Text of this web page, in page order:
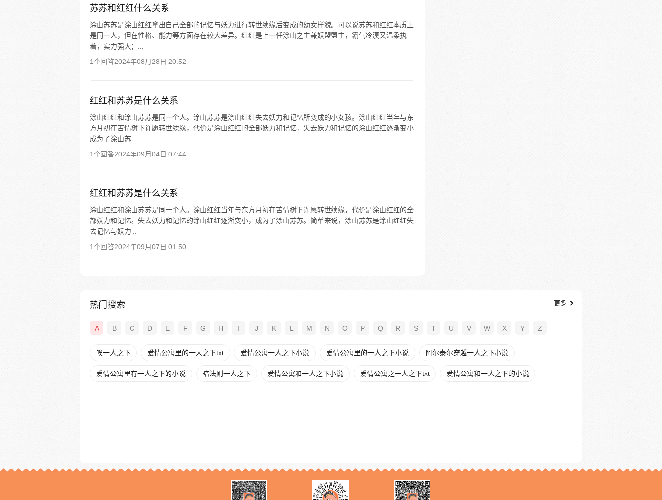
苏苏和红红什么关系
涂山苏苏是涂山红红拿出自己全部的记忆与妖力进行转世续缘后变成的幼女样貌。可以说苏苏和红红本质上
是同一人，但在性格、能力等方面存在较大差异。红红是上一任涂山之主兼妖盟盟主，霸气冷漠又温柔执
着，实力强大；...
1个回答2024年08月28日 20:52
红红和苏苏是什么关系
涂山红红和涂山苏苏是同一个人。涂山苏苏是涂山红红失去妖力和记忆所变成的小女孩。涂山红红当年与东
方月初在苦情树下许愿转世续缘，代价是涂山红红的全部妖力和记忆，失去妖力和记忆的涂山红红逐渐变小
成为了涂山苏...
1个回答2024年09月04日 07:44
红红和苏苏是什么关系
涂山红红和涂山苏苏是同一个人。涂山红红当年与东方月初在苦情树下许愿转世续缘，代价是涂山红红的全
部妖力和记忆。失去妖力和记忆的涂山红红逐渐变小，成为了涂山苏苏。简单来说，涂山苏苏是涂山红红失
去记忆与妖力...
1个回答2024年09月07日 01:50
热门搜索 更多
A B C D E F G H I J K L M N O P Q R S T U V W X Y Z
唉一人之下 爱情公寓里的一人之下txt 爱情公寓一人之下小说 爱情公寓里的一人之下小说 阿尔泰尔穿越一人之下小说
爱情公寓里有一人之下的小说 暗法则一人之下 爱情公寓和一人之下小说 爱情公寓之一人之下txt 爱情公寓和一人之下的小说